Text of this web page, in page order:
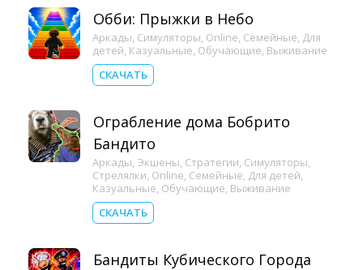
Обби: Прыжки в Небо
Аркады, Симуляторы, Online, Семейные, Для
детей, Казуальные, Обучающие, Выживание
СКАЧАТЬ
Ограбление дома Бобрито
Бандито
Аркады, Экшены, Стратегии, Симуляторы,
Стрелялки, Online, Семейные, Для детей,
Казуальные, Обучающие, Выживание
СКАЧАТЬ
Бандиты Кубического Города